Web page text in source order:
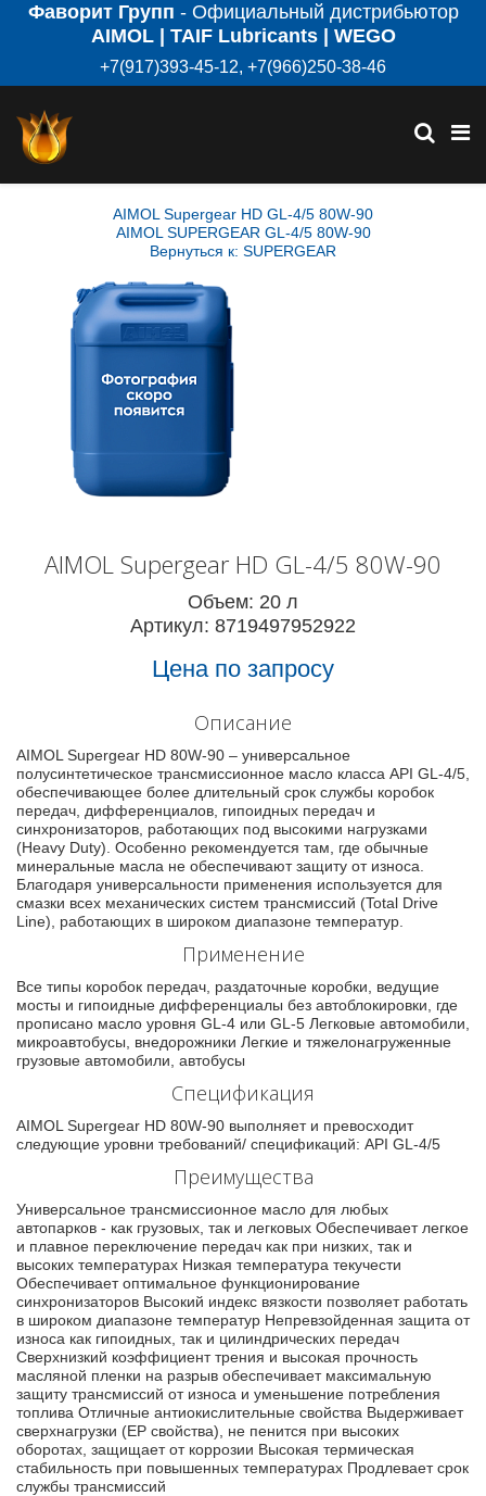
Фаворит Групп - Официальный дистрибьютор
AIMOL | TAIF Lubricants | WEGO
+7(917)393-45-12, +7(966)250-38-46
AIMOL Supergear HD GL-4/5 80W-90
AIMOL SUPERGEAR GL-4/5 80W-90
Вернуться к: SUPERGEAR
AIMOL Supergear HD GL-4/5 80W-90
Объем: 20 л
Артикул: 8719497952922
Цена по запросу
Описание
AIMOL Supergear HD 80W-90 – универсальное
полусинтетическое трансмиссионное масло класса API GL-4/5,
обеспечивающее более длительный срок службы коробок
передач, дифференциалов, гипоидных передач и
синхронизаторов, работающих под высокими нагрузками
(Heavy Duty). Особенно рекомендуется там, где обычные
минеральные масла не обеспечивают защиту от износа.
Благодаря универсальности применения используется для
смазки всех механических систем трансмиссий (Total Drive
Line), работающих в широком диапазоне температур.
Применение
Все типы коробок передач, раздаточные коробки, ведущие
мосты и гипоидные дифференциалы без автоблокировки, где
прописано масло уровня GL-4 или GL-5 Легковые автомобили,
микроавтобусы, внедорожники Легкие и тяжелонагруженные
грузовые автомобили, автобусы
Спецификация
AIMOL Supergear HD 80W-90 выполняет и превосходит
следующие уровни требований/ спецификаций: API GL-4/5
Преимущества
Универсальное трансмиссионное масло для любых
автопарков - как грузовых, так и легковых Обеспечивает легкое
и плавное переключение передач как при низких, так и
высоких температурах Низкая температура текучести
Обеспечивает оптимальное функционирование
синхронизаторов Высокий индекс вязкости позволяет работать
в широком диапазоне температур Непревзойденная защита от
износа как гипоидных, так и цилиндрических передач
Сверхнизкий коэффициент трения и высокая прочность
масляной пленки на разрыв обеспечивает максимальную
защиту трансмиссий от износа и уменьшение потребления
топлива Отличные антиокислительные свойства Выдерживает
сверхнагрузки (EP свойства), не пенится при высоких
оборотах, защищает от коррозии Высокая термическая
стабильность при повышенных температурах Продлевает срок
службы трансмиссий